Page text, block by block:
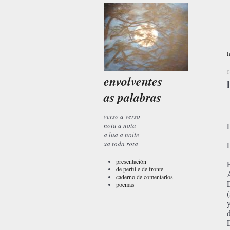
envolventes
as palabras
verso a verso
nota a nota
a lua a noite
xa toda rota
presentación
de perfil e de fronte
caderno de comentarios
poemas